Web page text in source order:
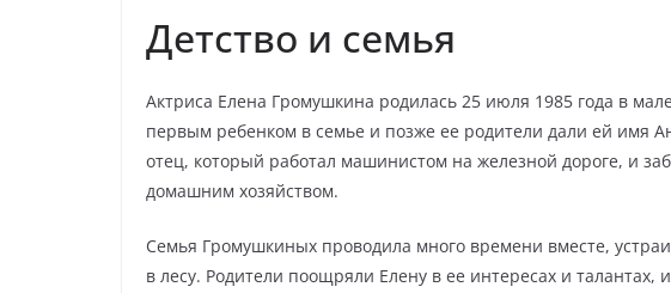
Детство и семья
Актриса Елена Громушкина родилась 25 июля 1985 года в
первым ребенком в семье и позже ее родители дали ей имя
отец, который работал машинистом на железной дороге, и
домашним хозяйством.
Семья Громушкиных проводила много времени вместе,
в лесу. Родители поощряли Елену в ее интересах и талантах,